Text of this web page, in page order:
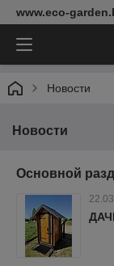
www.eco-
Новости
Новости
Основной